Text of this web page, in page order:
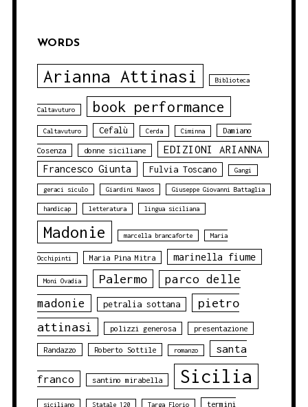
WORDS
Arianna Attinasi Biblioteca
Caltavuturo book performance
Caltavuturo Cefalù Cerda Ciminna Damiano
Cosenza donne siciliane EDIZIONI ARIANNA
Francesco Giunta Fulvia Toscano Gangi
geraci siculo Giardini Naxos Giuseppe Giovanni Battaglia
handicap letteratura lingua siciliana
Madonie marcella brancaforte Maria
Occhipinti Maria Pina Mitra marinella fiume
Moni Ovadia Palermo
parco delle
madonie
petralia sottana
pietro
attinasi
polizzi generosa presentazione
Randazzo Roberto Sottile romanzo santa
franco santino mirabella Sicilia
siciliano Statale 120 Targa Florio termini